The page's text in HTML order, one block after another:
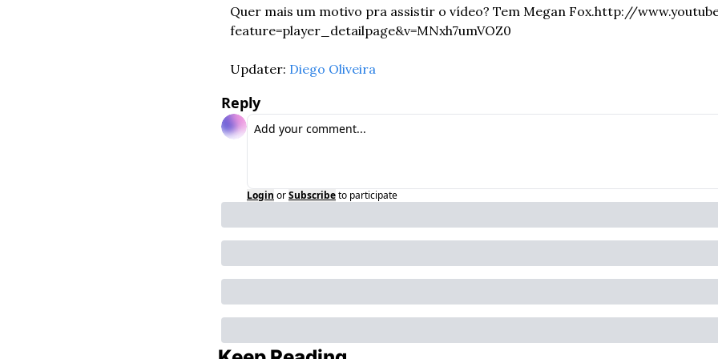
Quer mais um motivo pra assistir o vídeo? Tem Megan Fox.http://
feature=player_detailpage&v=MNxh7umVOZ0
Updater: Diego Oliveira
Reply
Login orSubscribeto participate